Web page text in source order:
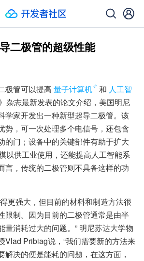
二极管的超级性能
极管可以提高 量子计算机 和 人工智
杂志最新发表的论文介绍，美国明尼
学家开发出一种新型超导二极管。该
势，可一次处理多个电信号，还包含
的门；设备中的关键部件有助于扩大
以供工业使用，还能提高人工智能系
言，传统的二极管则不具备这样的功
更强大，但目前的材料和制造方法很
限制。因为目前的二极管通常是由半
量消耗过大的问题。” 明尼苏达大学物
Vlad Pribiag说，“我们需要新的方法来
解决的便是能耗的问题，在这方面，